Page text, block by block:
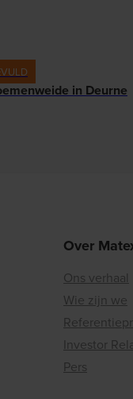
in Deurne
Over
Ons verhaal
Wie zijn we
Investor
Pers